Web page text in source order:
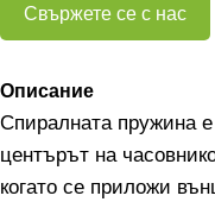
Свържете се с нас
Описание
Спиралната пружина
центърът на
когато се приложи